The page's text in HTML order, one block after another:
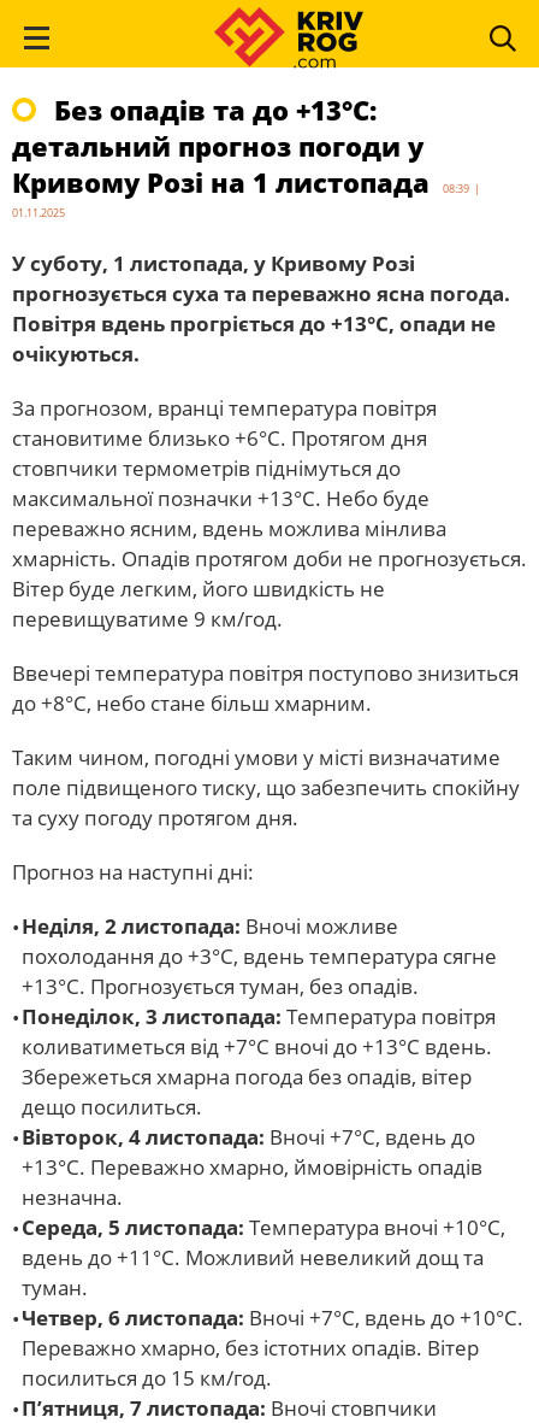
Без опадів та до +13°С:
детальний прогноз погоди у
Кривому Розі на 1 листопада
08:39 |
01.11.2025
У суботу, 1 листопада, у Кривому Розі
прогнозується суха та переважно ясна погода.
Повітря вдень прогріється до +13°С, опади не
очікуються.
За прогнозом, вранці температура повітря
становитиме близько +6°С. Протягом дня
стовпчики термометрів піднімуться до
максимальної позначки +13°С. Небо буде
переважно ясним, вдень можлива мінлива
хмарність. Опадів протягом доби не прогнозується.
Вітер буде легким, його швидкість не
перевищуватиме 9 км/год.
Ввечері температура повітря поступово знизиться
до +8°С, небо стане більш хмарним.
Таким чином, погодні умови у місті визначатиме
поле підвищеного тиску, що забезпечить спокійну
та суху погоду протягом дня.
Прогноз на наступні дні:
Неділя, 2 листопада: Вночі можливе
похолодання до +3°С, вдень температура сягне
+13°С. Прогнозується туман, без опадів.
Понеділок, 3 листопада: Температура повітря
коливатиметься від +7°С вночі до +13°С вдень.
Збережеться хмарна погода без опадів, вітер
дещо посилиться.
Вівторок, 4 листопада: Вночі +7°С, вдень до
+13°С. Переважно хмарно, ймовірність опадів
незначна.
Середа, 5 листопада: Температура вночі +10°С,
вдень до +11°С. Можливий невеликий дощ та
туман.
Четвер, 6 листопада: Вночі +7°С, вдень до +10°С.
Переважно хмарно, без істотних опадів. Вітер
посилиться до 15 км/год.
П’ятниця, 7 листопада: Вночі стовпчики